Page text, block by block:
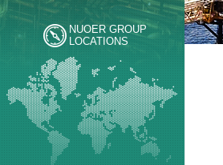
NUOER GROUP
LOCATIONS